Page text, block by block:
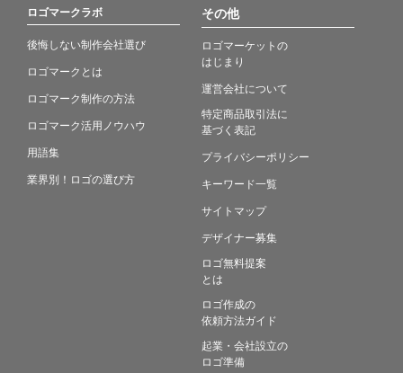
ロゴマークラボ
後悔しない制作会社選び
ロゴマークとは
ロゴマーク制作の方法
ロゴマーク活用ノウハウ
用語集
業界別！ロゴの選び方
その他
ロゴマーケットの
はじまり
運営会社について
特定商品取引法に
基づく表記
プライバシーポリシー
キーワード一覧
サイトマップ
デザイナー募集
ロゴ無料提案
とは
ロゴ作成の
依頼方法ガイド
起業・会社設立の
ロゴ準備